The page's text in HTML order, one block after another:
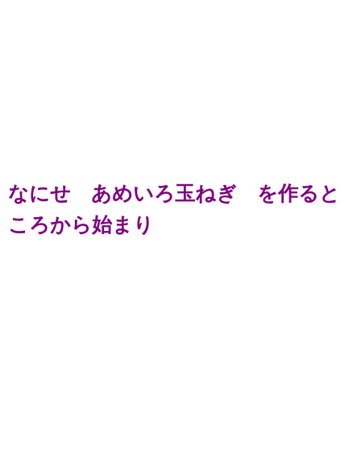
なにせ あめいろ玉ねぎ を作ると
ころから始まり